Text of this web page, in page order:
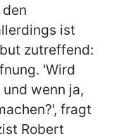
ist
zutreffend:
'Wird
wenn ja,
fragt
Robert